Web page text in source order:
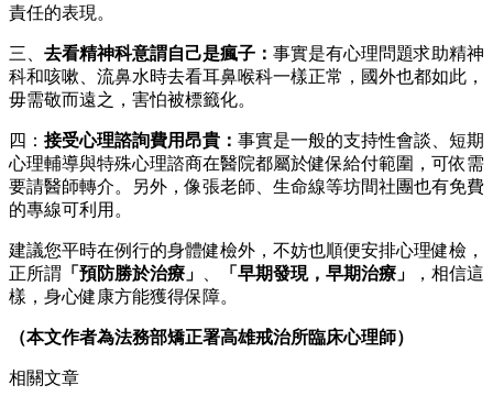
責任的表現。
三、 去看精神科意謂自己是瘋子： 事實是有心理問題求助精神
科和咳嗽、流鼻水時去看耳鼻喉科一樣正常，國外也都如此，
毋需敬而遠之，害怕被標籤化。
四： 接受心理諮詢費用昂貴： 事實是一般的支持性會談、短期
心理輔導與特殊心理諮商在醫院都屬於健保給付範圍，可依需
要請醫師轉介。另外，像張老師、生命線等坊間社團也有免費
的專線可利用。
建議您平時在例行的身體健檢外，不妨也順便安排心理健檢，
正所謂 「預防勝於治療」 「早期發現，早期治療」
，相信這
樣，身心健康方能獲得保障。
（本文作者為法務部矯正署高雄戒治所臨床心理師）
相關文章